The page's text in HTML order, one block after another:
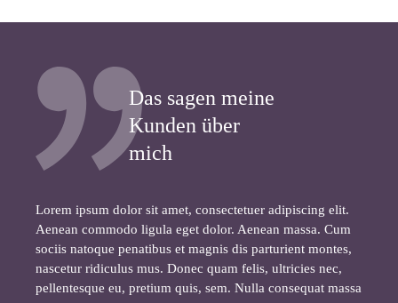
Das sagen meine
Kunden über
mich
Lorem ipsum dolor sit amet, consectetuer adipiscing elit.
Aenean commodo ligula eget dolor. Aenean massa. Cum
sociis natoque penatibus et magnis dis parturient montes,
nascetur ridiculus mus. Donec quam felis, ultricies nec,
pellentesque eu, pretium quis, sem. Nulla consequat massa